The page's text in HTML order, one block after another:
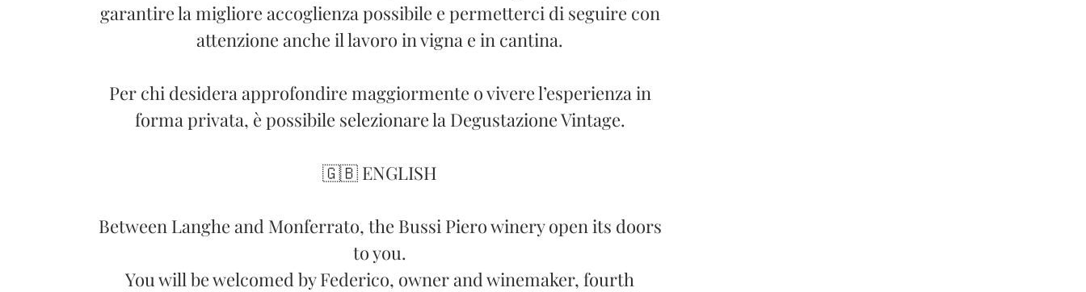
garantire la migliore accoglienza possibile e permetterci di seguire con
attenzione anche il lavoro in vigna e in cantina.
Per chi desidera approfondire maggiormente o vivere l’esperienza in
forma privata, è possibile selezionare la Degustazione Vintage.
🇬🇧 ENGLISH
Between Langhe and Monferrato, the Bussi Piero winery open its doors
to you.
You will be welcomed by Federico, owner and winemaker, fourth